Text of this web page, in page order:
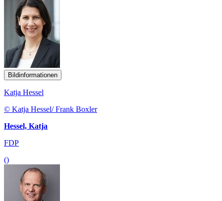
Bildinformationen
Katja Hessel
© Katja Hessel/ Frank Boxler
Hessel, Katja
FDP
()